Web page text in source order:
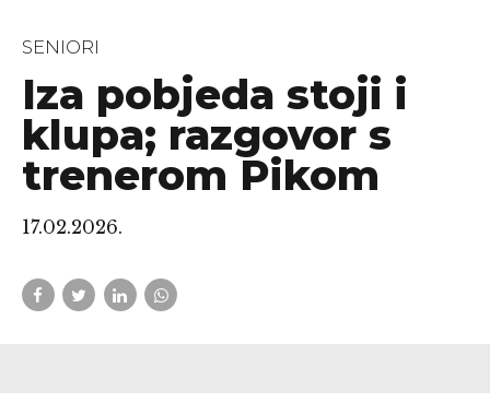
SENIORI
Iza pobjeda stoji i
klupa; razgovor s
trenerom Pikom
17.02.2026.